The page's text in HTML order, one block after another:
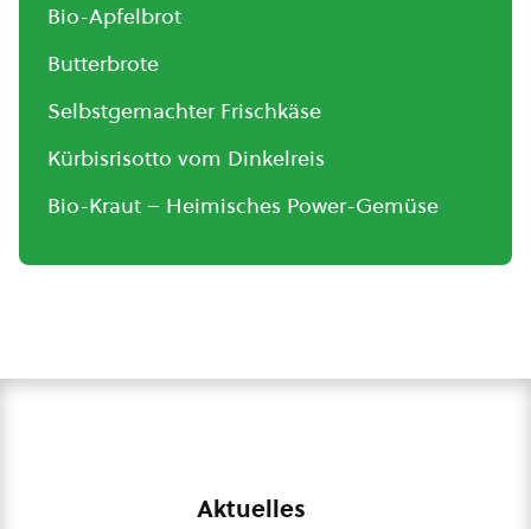
Bio-Apfelbrot
Butterbrote
Selbstgemachter Frischkäse
Kürbisrisotto vom Dinkelreis
Bio-Kraut – Heimisches Power-Gemüse
Aktuelles